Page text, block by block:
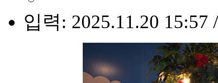
입력: 2025.11.20 15:57